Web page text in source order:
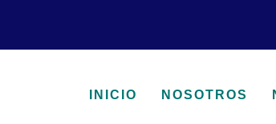
INICIO NOSOTROS